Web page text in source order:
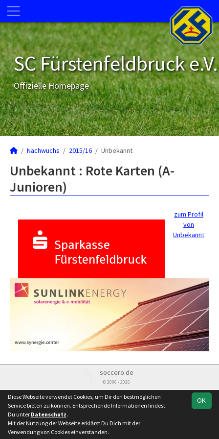
SC Fürstenfeldbruck e.V.
Offizielle Homepage
Nachwuchs 2015/16 Unbekannt
Unbekannt : Rote Karten (A-
Junioren)
zum Profil
von
Unbekannt
soccero.de
© 2006 - 2026
Besucherstatistik Kontakt Impressum Datenschutz OK
Diese Webseite verwendet Cookies, um Dir den bestmöglichen
Service bieten zu können. Entsprechende Informationen findest
Du unter Datenschutz.
Mit der Nutzung der Webseite erklärst Du Dich mit der
Verwendung von Cookies einverstanden.